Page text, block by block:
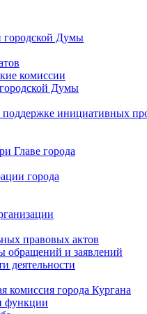
городской Думы
комиссии
Думы
инициативных
Главе города
города
правовых актов
обращений и заявлений
деятельности
комиссия города Кургана
функции